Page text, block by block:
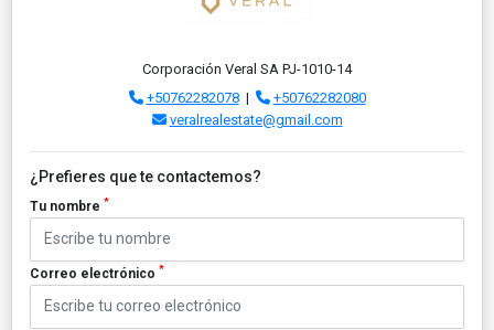
Corporación Veral SA PJ-1010-14
+50762282078|
+50762282080
veralrealestate@gmail.com
¿Prefieres que te contactemos?
Tu nombre *
Correo electrónico *